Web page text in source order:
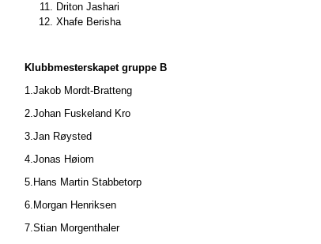
Driton Jashari
Xhafe Berisha
Klubbmesterskapet gruppe B
1.Jakob Mordt-Bratteng
2.Johan Fuskeland Kro
3.Jan Røysted
4.Jonas Høiom
5.Hans Martin Stabbetorp
6.Morgan Henriksen
7.Stian Morgenthaler